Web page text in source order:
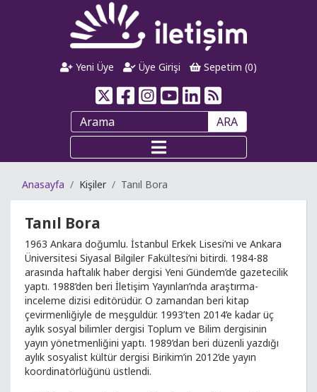
Yeni Üye Üye Girişi Sepetim (0)
ARA
Anasayfa Kişiler Tanıl Bora
Tanıl Bora
1963 Ankara doğumlu. İstanbul Erkek Lisesi’ni ve Ankara
Üniversitesi Siyasal Bilgiler Fakültesi’ni bitirdi. 1984-88
arasında haftalık haber dergisi Yeni Gündem’de gazetecilik
yaptı. 1988’den beri İletişim Yayınları’nda araştırma-
inceleme dizisi editörüdür. O zamandan beri kitap
çevirmenliğiyle de meşguldür. 1993’ten 2014’e kadar üç
aylık sosyal bilimler dergisi Toplum ve Bilim dergisinin
yayın yönetmenliğini yaptı. 1989’dan beri düzenli yazdığı
aylık sosyalist kültür dergisi Birikim’in 2012’de yayın
koordinatörlüğünü üstlendi.